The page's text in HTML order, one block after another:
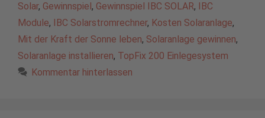
Solar, Gewinnspiel , Gewinnspiel IBC SOLAR,
IBC
Module, IBC Solarstromrechner, Kosten Solaranlage,
Mit der Kraft der Sonne leben, Solaranlage gewinnen,
Solaranlage installieren, TopFix 200 Einlegesystem
Kommentar hinterlassen